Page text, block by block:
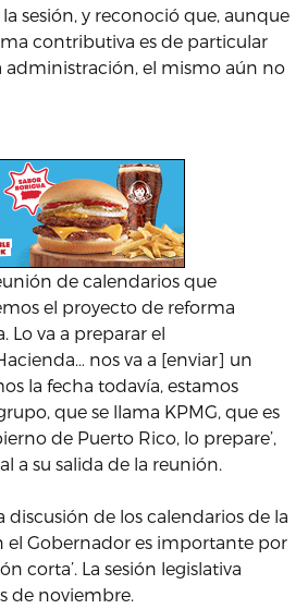
sesión, y reconoció que, aunque
contributiva es de particular
administración, el mismo aún no
de calendarios que
el proyecto de reforma
Lo va a preparar el
nos va a [enviar] un
la fecha todavía, estamos
que se llama KPMG, que es
de Puerto Rico, lo prepare’,
a su salida de la reunión.
discusión de los calendarios de la
el Gobernador es importante por
corta’. La sesión legislativa
de noviembre.